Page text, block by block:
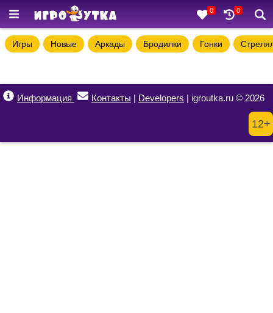
0 0
Игры Новые Аркады Бродилки Гонки
Информация Контакты | Developers | igroutka.ru © 2026
12+